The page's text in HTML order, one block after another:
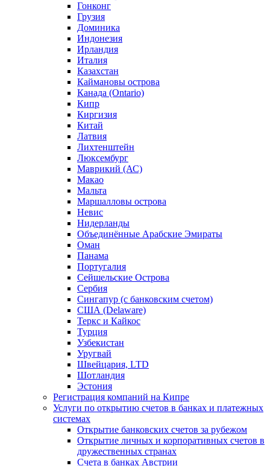
Гонконг
Грузия
Доминика
Индонезия
Ирландия
Италия
Казахстан
Каймановы острова
Канада (Ontario)
Кипр
Киргизия
Китай
Латвия
Лихтенштейн
Люксембург
Маврикий (АС)
Макао
Мальта
Маршалловы острова
Нeвис
Нидерланды
Объединённые Арабские Эмираты
Оман
Панама
Португалия
Сейшельские Острова
Сербия
Сингапур (c банковским счетом)
США (Delaware)
Теркс и Кайкос
Турция
Узбекистан
Уругвай
Швейцария, LTD
Шотландия
Эстония
Регистрация компаний на Кипре
Услуги по открытию счетов в банках и платежных
системах
Открытие банковских счетов за рубежом
Открытие личных и корпоративных счетов в
дружественных странах
Счета в банках Австрии